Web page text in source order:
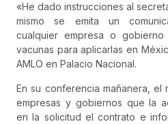
«He dado instrucciones al
mismo se emita un
cualquier empresa o
vacunas para aplicarlas en
AMLO en Palacio Nacional.
En su conferencia mañanera, el
empresas y gobiernos que la
en la solicitud el contrato e